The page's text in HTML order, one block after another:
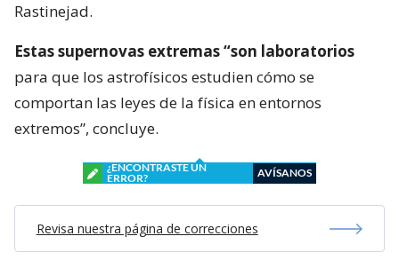
Rastinejad.
Estas supernovas extremas “son laboratorios
para que los astrofísicos estudien cómo se
comportan las leyes de la física en entornos
extremos”, concluye.
¿ENCONTRASTE UN
ERROR?
AVÍSANOS
Revisa nuestra página de correcciones